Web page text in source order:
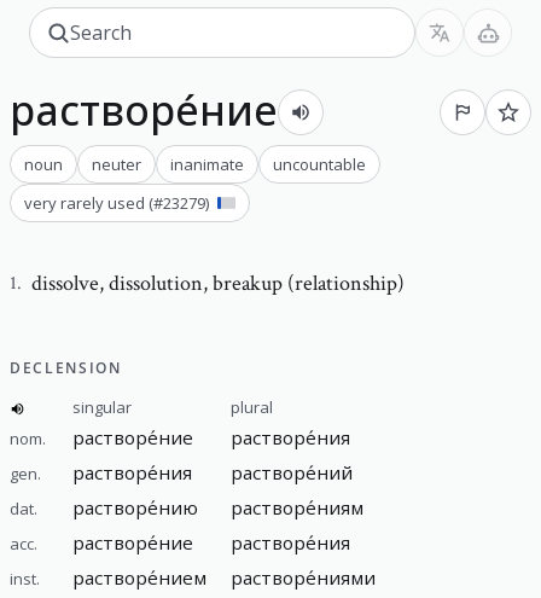
растворе́ние
noun neuter inanimate
uncountable
very rarely used (#23279)
1. dissolve,dissolution, breakup (relationship)
DECLENSION
singular
plural
nom.
растворе́ние растворе́ния
gen. растворе́ния растворе́ний
dat. растворе́нию растворе́ниям
acc. растворе́ние растворе́ния
inst. растворе́нием растворе́ниями